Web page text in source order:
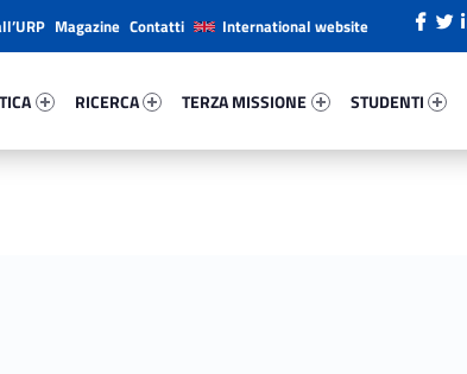
RICERCA
TERZA MISSIONE
STUDENTI
Magazine Contatti International website